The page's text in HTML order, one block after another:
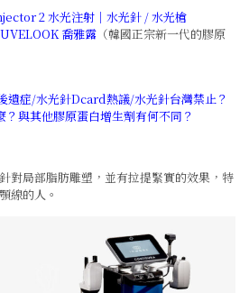
2 水光注射｜水光針 / 水光槍
喬雅露 （韓國正宗新一代的膠原
遺症/水光針Dcard熱議/水光針台灣禁止？
與其他膠原蛋白增生劑有何不同？
對局部脂肪雕塑，並有拉提緊實的效果，特
線的人。